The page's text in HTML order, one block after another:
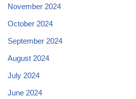
November 2024
October 2024
September 2024
August 2024
July 2024
June 2024